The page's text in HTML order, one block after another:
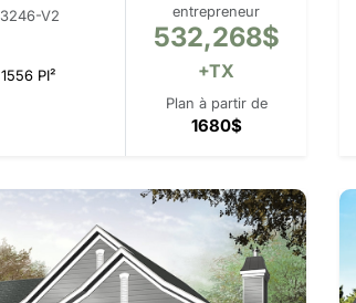
3246-V2
1556 PI²
entrepreneur
532,268$
+TX
Plan à partir de
1680$